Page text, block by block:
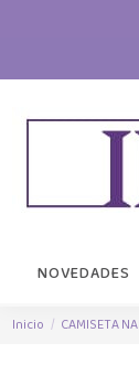
NOVEDADES
Inicio CAMISETA